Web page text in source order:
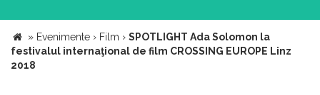
» Evenimente › Film › SPOTLIGHT Ada Solomon la
festivalul internaţional de film CROSSING EUROPE Linz
2018